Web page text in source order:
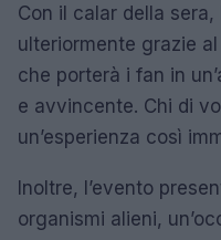
Con il calar della
ulteriormente grazie
che porterà i fan in
e avvincente. Chi di
un’esperienza così
Inoltre, l’evento
organismi alieni,